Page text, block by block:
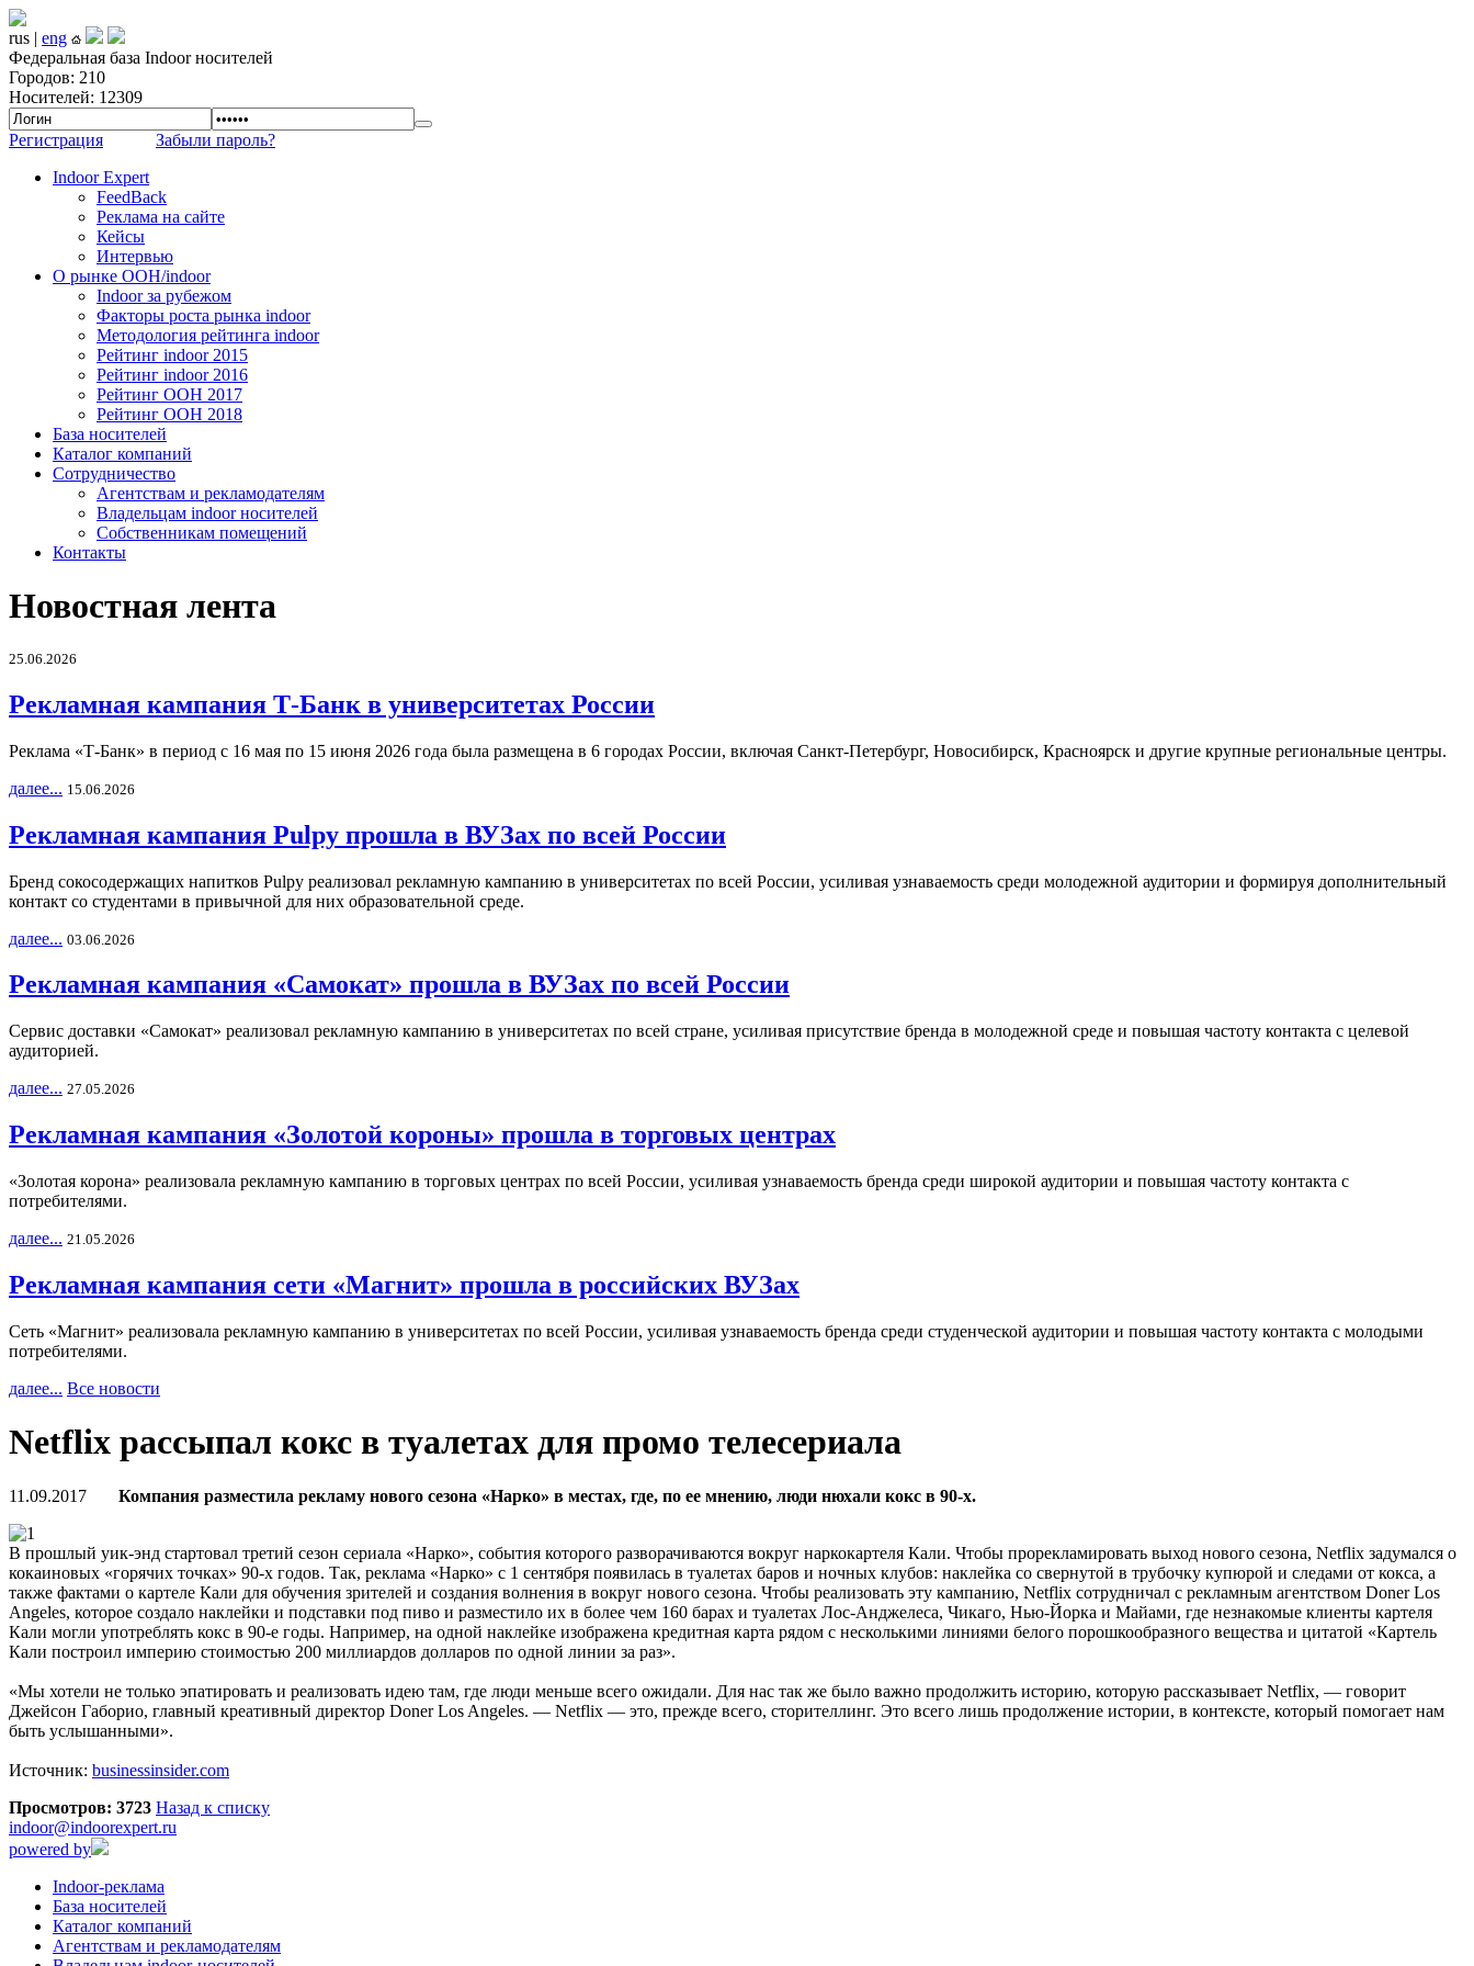
rus | eng
Федеральная база Indoor носителей
Городов: 210
Носителей: 12309
Регистрация
Забыли пароль?
Indoor Expert
FeedBack
Реклама на сайте
Кейсы
Интервью
О рынке OOH/indoor
Indoor за рубежом
Факторы роста рынка indoor
Методология рейтинга indoor
Рейтинг indoor 2015
Рейтинг indoor 2016
Рейтинг OOH 2017
Рейтинг OOH 2018
База носителей
Каталог компаний
Сотрудничество
Агентствам и рекламодателям
Владельцам indoor носителей
Собственникам помещений
Контакты
Новостная лента
25.06.2026
Рекламная кампания Т-Банк в университетах России
Реклама «Т-Банк» в период с 16 мая по 15 июня 2026 года была размещена в 6 городах России, включая Санкт-Петербург, Новосибирск, Красноярск и другие крупные региональные центры.
далее... 15.06.2026
Рекламная кампания Pulpy прошла в ВУЗах по всей России
Бренд сокосодержащих напитков Pulpy реализовал рекламную кампанию в университетах по всей России, усиливая узнаваемость среди молодежной аудитории и формируя дополнительный
контакт со студентами в привычной для них образовательной среде.
далее... 03.06.2026
Рекламная кампания «Самокат» прошла в ВУЗах по всей России
Сервис доставки «Самокат» реализовал рекламную кампанию в университетах по всей стране, усиливая присутствие бренда в молодежной среде и повышая частоту контакта с целевой
аудиторией.
далее... 27.05.2026
Рекламная кампания «Золотой короны» прошла в торговых центрах
«Золотая корона» реализовала рекламную кампанию в торговых центрах по всей России, усиливая узнаваемость бренда среди широкой аудитории и повышая частоту контакта с
потребителями.
далее... 21.05.2026
Рекламная кампания сети «Магнит» прошла в российских ВУЗах
Сеть «Магнит» реализовала рекламную кампанию в университетах по всей России, усиливая узнаваемость бренда среди студенческой аудитории и повышая частоту контакта с молодыми
потребителями.
далее... Все новости
Netflix рассыпал кокс в туалетах для промо телесериала
11.09.2017 Компания разместила рекламу нового сезона «Нарко» в местах, где, по ее мнению, люди нюхали кокс в 90-х.
В прошлый уик-энд стартовал третий сезон сериала «Нарко», события которого разворачиваются вокруг наркокартеля Кали. Чтобы прорекламировать выход нового сезона, Netflix задумался о
кокаиновых «горячих точках» 90-х годов. Так, реклама «Нарко» с 1 сентября появилась в туалетах баров и ночных клубов: наклейка со свернутой в трубочку купюрой и следами от кокса, а
также фактами о картеле Кали для обучения зрителей и создания волнения в вокруг нового сезона. Чтобы реализовать эту кампанию, Netflix сотрудничал с рекламным агентством Doner Los
Angeles, которое создало наклейки и подставки под пиво и разместило их в более чем 160 барах и туалетах Лос-Анджелеса, Чикаго, Нью-Йорка и Майами, где незнакомые клиенты картеля
Кали могли употреблять кокс в 90-е годы. Например, на одной наклейке изображена кредитная карта рядом с несколькими линиями белого порошкообразного вещества и цитатой «Картель
Кали построил империю стоимостью 200 миллиардов долларов по одной линии за раз».
«Мы хотели не только эпатировать и реализовать идею там, где люди меньше всего ожидали. Для нас так же было важно продолжить историю, которую рассказывает Netflix, — говорит
Джейсон Габорио, главный креативный директор Doner Los Angeles. — Netflix — это, прежде всего, сторителлинг. Это всего лишь продолжение истории, в контексте, который помогает нам
быть услышанными».
Источник: businessinsider.com
Просмотров: 3723 Назад к списку
indoor@indoorexpert.ru
powered by
Indoor-реклама
База носителей
Каталог компаний
Агентствам и рекламодателям